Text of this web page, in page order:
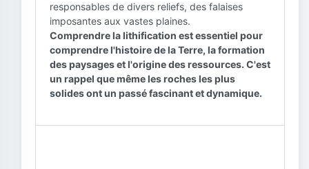
responsables de divers reliefs, des falaises
imposantes aux vastes plaines.
Comprendre la lithification est essentiel pour
comprendre l'histoire de la Terre, la formation
des paysages et l'origine des ressources. C'est
un rappel que même les roches les plus
solides ont un passé fascinant et dynamique.